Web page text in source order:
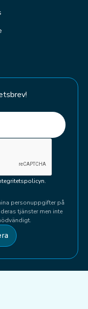
personuppgifter på
tjänster men inte